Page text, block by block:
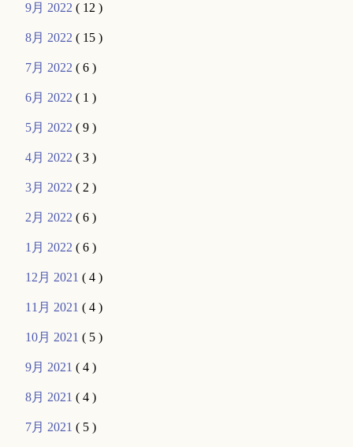
9月 2022( 12 )
8月 2022( 15 )
7月 2022( 6 )
6月 2022( 1 )
5月 2022( 9 )
4月 2022( 3 )
3月 2022( 2 )
2月 2022( 6 )
1月 2022( 6 )
12月 2021( 4 )
11月 2021( 4 )
10月 2021( 5 )
9月 2021( 4 )
8月 2021( 4 )
7月 2021( 5 )